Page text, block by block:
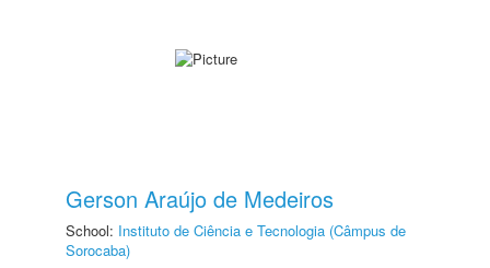
Gerson Araújo de Medeiros
School: Instituto de Ciência e Tecnologia (Câmpus de
Sorocaba)